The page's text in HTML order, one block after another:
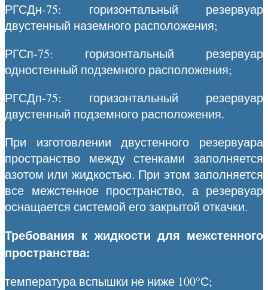
РГСДн-75: горизонтальный резервуар
двустенный наземного расположения;
РГСп-75: горизонтальный резервуар
одностенный подземного расположения;
РГСДп-75: горизонтальный резервуар
двустенный подземного расположения.
При изготовлении двустенного резервуара
пространство между стенками заполняется
азотом или жидкостью. При этом заполняется
все межстенное пространство, а резервуар
оснащается системой его закрытой откачки.
Требования к жидкости для межстенного
пространства:
температура вспышки не ниже 100°С;